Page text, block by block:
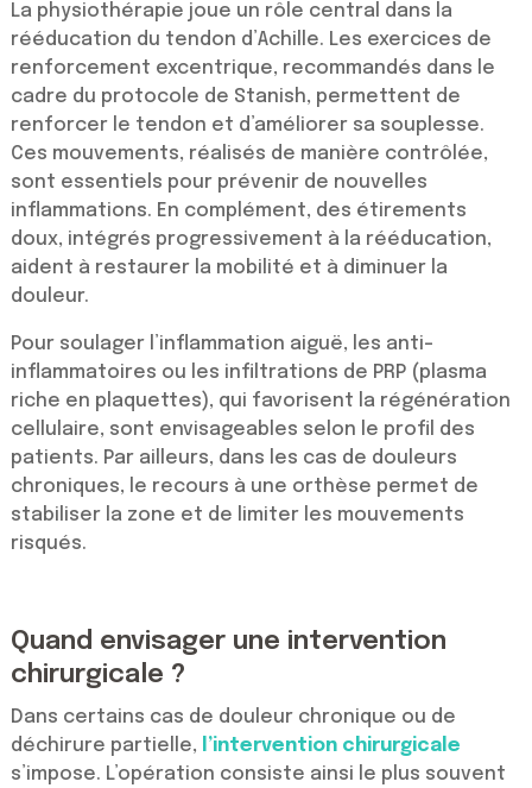
La physiothérapie joue un rôle central dans la
rééducation du tendon d’Achille. Les exercices de
renforcement excentrique, recommandés dans le
cadre du protocole de Stanish, permettent de
renforcer le tendon et d’améliorer sa souplesse.
Ces mouvements, réalisés de manière contrôlée,
sont essentiels pour prévenir de nouvelles
inflammations. En complément, des étirements
doux, intégrés progressivement à la rééducation,
aident à restaurer la mobilité et à diminuer la
douleur.
Pour soulager l’inflammation aiguë, les anti-
inflammatoires ou les infiltrations de PRP (plasma
riche en plaquettes), qui favorisent la régénération
cellulaire, sont envisageables selon le profil des
patients. Par ailleurs, dans les cas de douleurs
chroniques, le recours à une orthèse permet de
stabiliser la zone et de limiter les mouvements
risqués.
Quand envisager une intervention
chirurgicale ?
Dans certains cas de douleur chronique ou de
déchirure partielle,
l’intervention chirurgicale
s’impose. L’opération consiste ainsi le plus souvent